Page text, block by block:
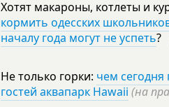
Хотят макароны, котлеты и
кормить одесских
началу года могут не успеть?
Не только горки: чем сегодня
гостей аквапарк Hawaii (на